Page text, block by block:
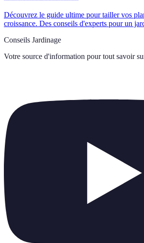
Découvrez le guide ultime pour tailler vos
croissance. Des conseils d'experts pour un
Conseils Jardinage
Votre source d'information pour tout savoir